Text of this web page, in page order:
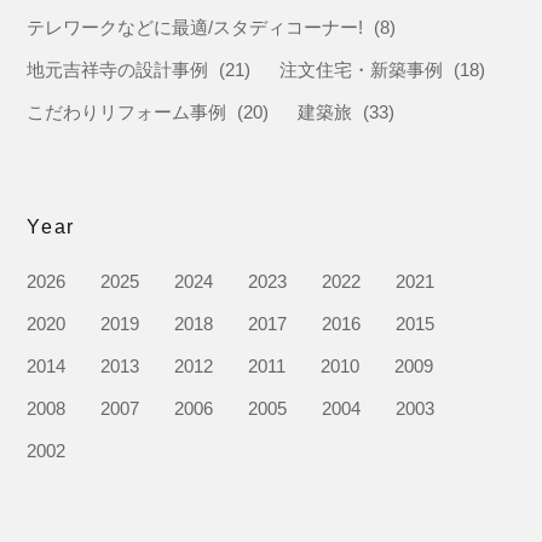
テレワークなどに最適/スタディコーナー! (8)
地元吉祥寺の設計事例 (21) 注文住宅・新築事例 (18)
こだわりリフォーム事例 (20) 建築旅 (33)
Year
2026 2025 2024 2023 2022 2021
2020 2019 2018 2017 2016 2015
2014 2013 2012 2011 2010 2009
2008 2007 2006 2005 2004 2003
2002